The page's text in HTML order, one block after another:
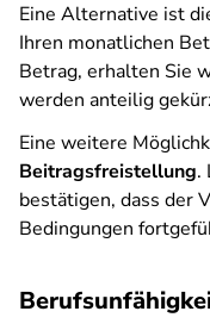
Eine Alternative ist
Ihren monatlichen
Betrag, erhalten Sie
werden anteilig
Eine weitere
Beitragsfreistellung.
bestätigen, dass der
Bedingungen